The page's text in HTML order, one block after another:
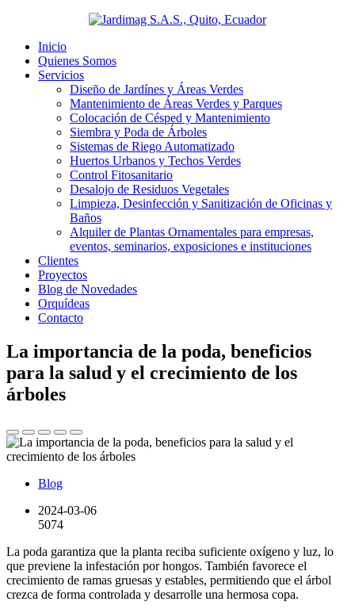
Inicio
Quienes Somos
Servicios
Diseño de Jardínes y Áreas Verdes
Mantenimiento de Áreas Verdes y Parques
Colocación de Césped y Mantenimiento
Siembra y Poda de Árboles
Sistemas de Riego Automatizado
Huertos Urbanos y Techos Verdes
Control Fitosanitario
Desalojo de Residuos Vegetales
Limpieza, Desinfección y Sanitización de Oficinas y
Baños
Alquiler de Plantas Ornamentales para empresas,
eventos, seminarios, exposiciones e instituciones
Clientes
Proyectos
Blog de Novedades
Orquídeas
Contacto
La importancia de la poda, beneficios
para la salud y el crecimiento de los
árboles
Blog
2024-03-06
5074
La poda garantiza que la planta reciba suficiente oxígeno y luz, lo
que previene la infestación por hongos. También favorece el
crecimiento de ramas gruesas y estables, permitiendo que el árbol
crezca de forma controlada y desarrolle una hermosa copa.